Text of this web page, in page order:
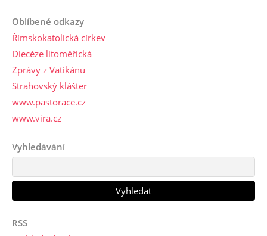
Oblíbené odkazy
Římskokatolická církev
Diecéze litoměřická
Zprávy z Vatikánu
Strahovský klášter
www.pastorace.cz
www.vira.cz
Vyhledávání
RSS